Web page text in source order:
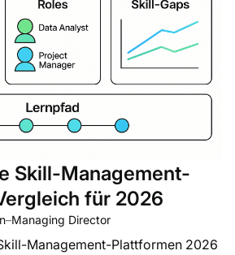
Skill-Management-
für 2026
–Managing Director
Management-Plattformen 2026